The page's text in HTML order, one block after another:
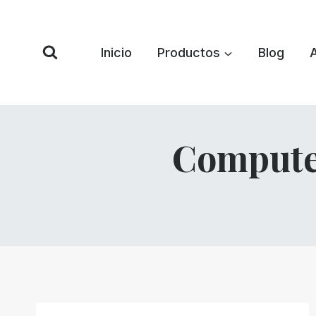
Contenido
Inicio Productos Blog